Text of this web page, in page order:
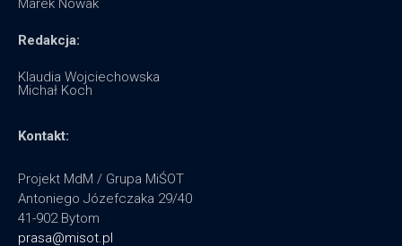
Marek Nowak
Redakcja:
Klaudia Wojciechowska
Michał Koch
Kontakt:
Projekt MdM / Grupa MiŚOT
Antoniego Józefczaka 29/40
41-902 Bytom
prasa@misot.pl